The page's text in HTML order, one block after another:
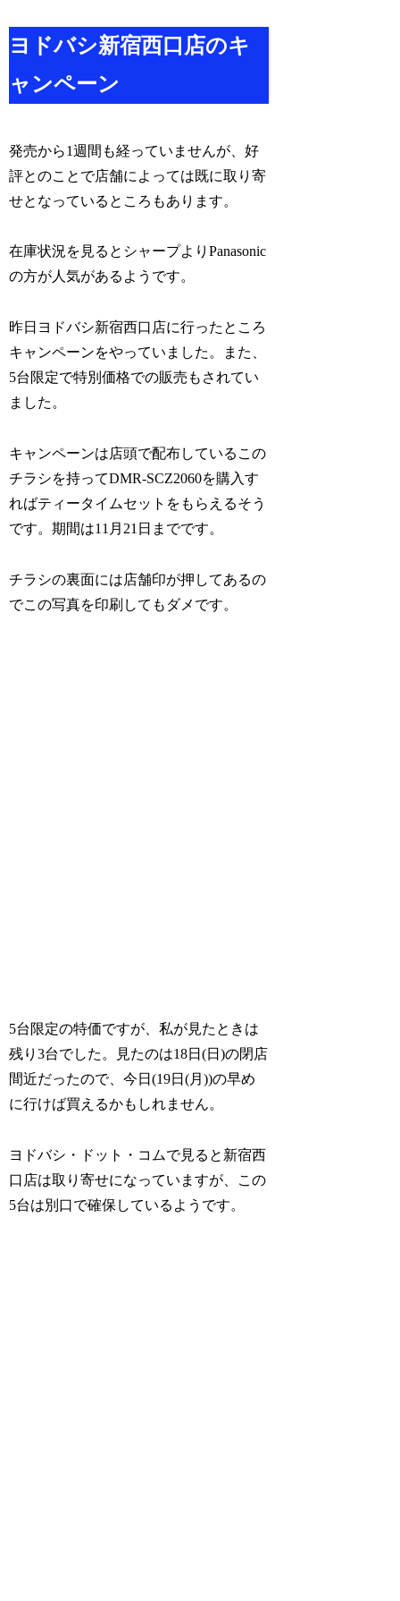
ヨドバシ新宿西口店のキ
ャンペーン
発売から1週間も経っていませんが、好
評とのことで店舗によっては既に取り寄
せとなっているところもあります。
在庫状況を見るとシャープよりPanasonic
の方が人気があるようです。
昨日ヨドバシ新宿西口店に行ったところ
キャンペーンをやっていました。また、
5台限定で特別価格での販売もされてい
ました。
キャンペーンは店頭で配布しているこの
チラシを持ってDMR-SCZ2060を購入す
ればティータイムセットをもらえるそう
です。期間は11月21日までです。
チラシの裏面には店舗印が押してあるの
でこの写真を印刷してもダメです。
5台限定の特価ですが、私が見たときは
残り3台でした。見たのは18日(日)の閉店
間近だったので、今日(19日(月))の早め
に行けば買えるかもしれません。
ヨドバシ・ドット・コムで見ると新宿西
口店は取り寄せになっていますが、この
5台は別口で確保しているようです。